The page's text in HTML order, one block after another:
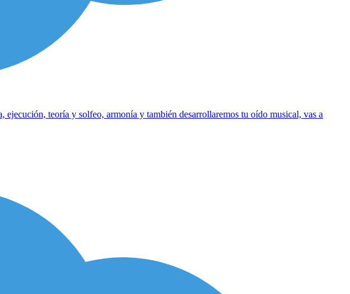
teoría y solfeo, armonía y también desarrollaremos tu oído musical, vas a